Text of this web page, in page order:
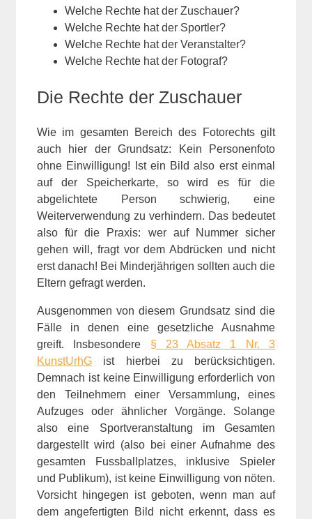
Welche Rechte hat der Zuschauer?
Welche Rechte hat der Sportler?
Welche Rechte hat der Veranstalter?
Welche Rechte hat der Fotograf?
Die Rechte der Zuschauer
Wie im gesamten Bereich des Fotorechts gilt
auch hier der Grundsatz: Kein Personenfoto
ohne Einwilligung! Ist ein Bild also erst einmal
auf der Speicherkarte, so wird es für die
abgelichtete Person schwierig, eine
Weiterverwendung zu verhindern. Das bedeutet
also für die Praxis: wer auf Nummer sicher
gehen will, fragt vor dem Abdrücken und nicht
erst danach! Bei Minderjährigen sollten auch die
Eltern gefragt werden.
Ausgenommen von diesem Grundsatz sind die
Fälle in denen eine gesetzliche Ausnahme
greift. Insbesondere § 23 Absatz 1 Nr. 3
KunstUrhG ist hierbei zu berücksichtigen.
Demnach ist keine Einwilligung erforderlich von
den Teilnehmern einer Versammlung, eines
Aufzuges oder ähnlicher Vorgänge. Solange
also eine Sportveranstaltung im Gesamten
dargestellt wird (also bei einer Aufnahme des
gesamten Fussballplatzes, inklusive Spieler
und Publikum), ist keine Einwilligung von nöten.
Vorsicht hingegen ist geboten, wenn man auf
dem angefertigten Bild nicht erkennt, dass es